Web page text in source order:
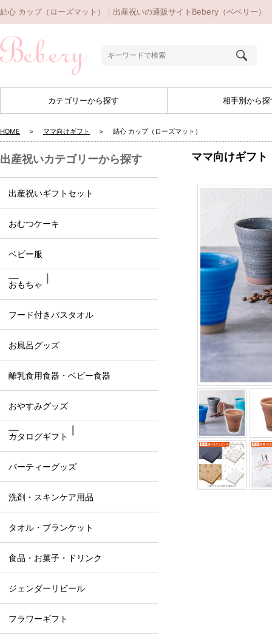
結心 カップ（ローズマット）｜出産祝いの通販サイトBebery（ベベリー）
カテゴリーから探す 相手別から探
HOME ママ向けギフト 結心 カップ（ローズマット）
ママ向けギフト
出産祝いカテゴリーから探す
出産祝いギフトセット
おむつケーキ
ベビー服
おもちゃ
フード付きバスタオル
お風呂グッズ
離乳食用食器・ベビー食器
おやすみグッズ
カタログギフト
パーティーグッズ
洗剤・スキンケア用品
タオル・ブランケット
食品・お菓子・ドリンク
ジェンダーリビール
フラワーギフト